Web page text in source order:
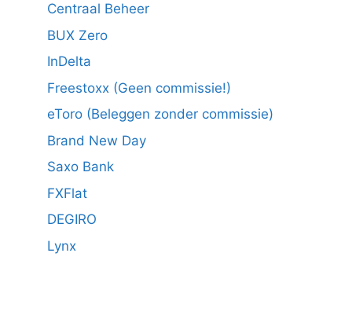
Centraal Beheer
BUX Zero
InDelta
Freestoxx (Geen commissie!)
eToro (Beleggen zonder commissie)
Brand New Day
Saxo Bank
FXFlat
DEGIRO
Lynx